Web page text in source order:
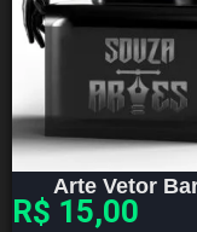
Arte Vetor
R$ 15,00